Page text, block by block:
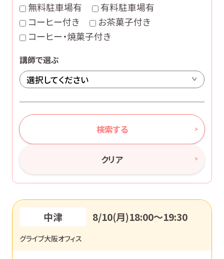
無料駐車場有
有料駐車場有
コーヒー付き
お茶菓子付き
コーヒー・焼菓子付き
講師で選ぶ
検索する
クリア
中津 8/10(月)18:00〜19:30
グライブ大阪オフィス